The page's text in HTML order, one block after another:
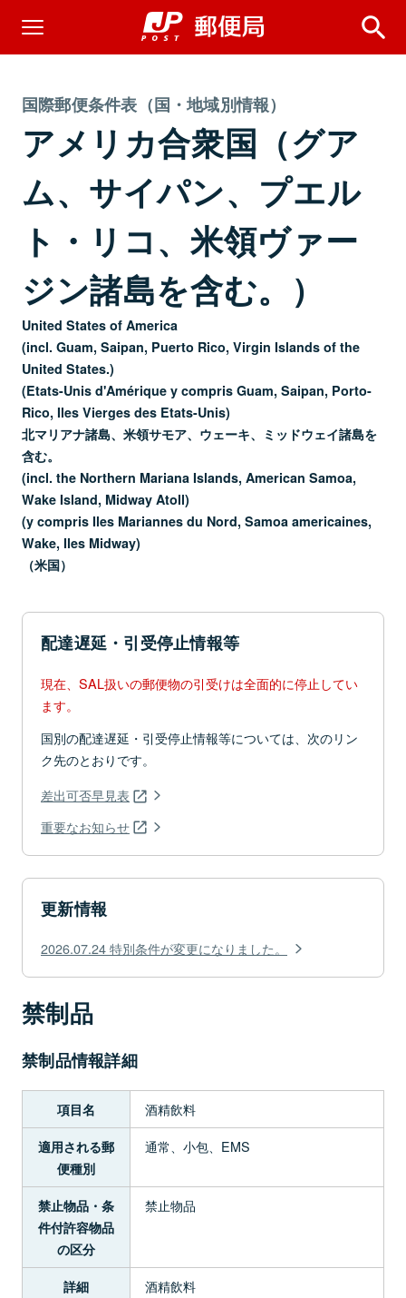
国際郵便条件表（国・地域別情報）
アメリカ合衆国（グア
ム、サイパン、プエル
ト・リコ、米領ヴァー
ジン諸島を含む。）
United States of America
(incl. Guam, Saipan, Puerto Rico, Virgin Islands of the
United States.)
(Etats-Unis d'Amérique y compris Guam, Saipan, Porto-
Rico, Iles Vierges des Etats-Unis)
北マリアナ諸島、米領サモア、ウェーキ、ミッドウェイ諸島を
含む。
(incl. the Northern Mariana Islands, American Samoa,
Wake Island, Midway Atoll)
(y compris Iles Mariannes du Nord, Samoa americaines,
Wake, Iles Midway)
（米国）
配達遅延・引受停止情報等
現在、SAL扱いの郵便物の引受けは全面的に停止してい
ます。
国別の配達遅延・引受停止情報等については、次のリン
ク先のとおりです。
差出可否早見表
重要なお知らせ
更新情報
2026.07.24 特別条件が変更になりました。
禁制品
禁制品情報詳細
項目名 酒精飲料
適用される郵
便種別
通常、小包、EMS
禁止物品・条
件付許容物品
の区分
禁止物品
詳細 酒精飲料